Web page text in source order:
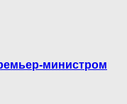
министром